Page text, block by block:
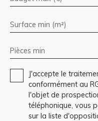
Surface min (m²)
Pièces min
J'accepte le
conformément au
l'objet de
téléphonique, vous
sur la liste